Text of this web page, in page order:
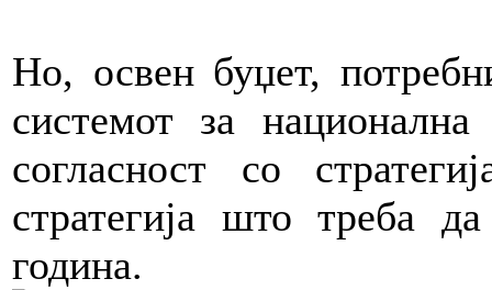
Но, освен буџет,
системот за
согласност со
стратегија што треба
година.